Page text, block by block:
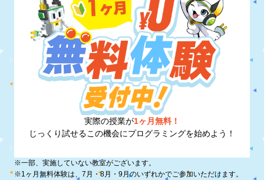
実際の授業が1ヶ月無料！
じっくり試せるこの機会にプログラミングを始めよう！
※一部、実施していない教室がございます。
※1ヶ月無料体験は、7月・8月・9月のいずれかでご参加いただけます。